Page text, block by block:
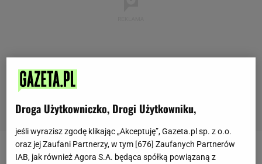
ŚNIADANIA
Droga Użytkowniczko, Drogi Użytkowniku,
jeśli wyrazisz zgodę klikając „Akceptuję”, Gazeta.pl sp. z o.o.
oraz jej Zaufani Partnerzy, w tym [676] Zaufanych Partnerów
IAB, jak również Agora S.A. będąca spółką powiązaną z